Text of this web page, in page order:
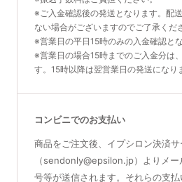
※ご入金確認後の発送となります。配
ない場合がございますのでご了承くだ
※営業日の平日15時のみの入金確認とな
※営業日の場合15時までのご入金分は
す。15時以降は翌営業日の発送になり
コンビニでのお支払い
商品をご注文後、イプシロン決済サ
（sendonly@epsilon.jp）よりメ
号等が送信されます。それらの支